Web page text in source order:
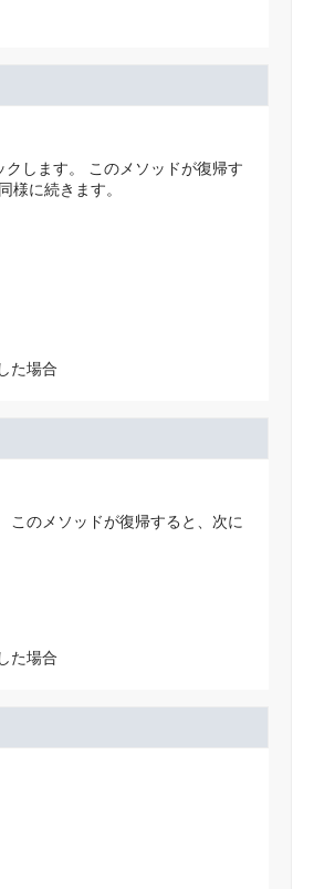
します。
このメソッドが復帰す
様に続きます。
た場合
このメソッドが復帰すると、次に
た場合